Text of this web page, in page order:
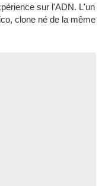
sur l'ADN. L'un
clone né de la même